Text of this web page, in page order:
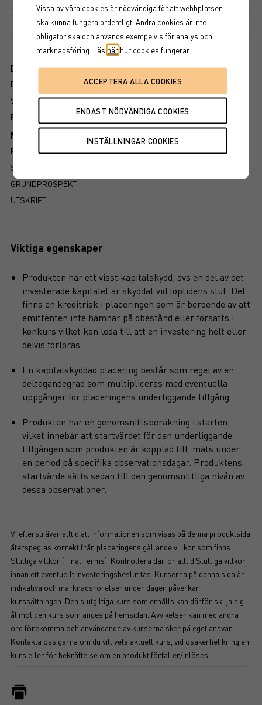
Deltagandegrad
Marknadsplats NASDAQ STOCKHOLM AB
Dokument
BROSCHYR
SLUTLIGA VILLKOR
FAKTABLAD
Mer information om produkten
RISK
SÅ LÄSER DU FAKTABLADET
GRUNDPROSPEKT
UTSKRIFT
Viktiga egenskaper
Produkten har ett visst kapitalskydd, dvs en del av det
investerade kapitalet är skyddat vid löptidens slut. Det
finns en kreditrisk i placeringen som är beroende av att
emittenten inte hamnar på obestånd eller försätts i
konkurs vilket kan leda till att en investering helt eller
delvis förloras.
En kapitalskyddad placering består som regel av en
deltagandegrad som multipliceras med eventuella
uppgångar för placeringens underliggande tillgång.
Produkten har en genomsnittsberäkning i starten,
vilket innebär att startvärdet för den underliggande
tillgången som produkten är kopplad till, mäts under
en period på specifika observationsdagar. Produktens
startvärde sätts sedan till den genomsnittliga nivån av
dessa observationer.
Vi eftersträvar alltid att informationen som visas på denna produktsida
återspeglas korrekt från placeringens gällande villkor som finns i
Slutliga villkor (Final Terms). Kontrollera därför alltid Slutliga villkor
innan ett eventuellt investeringsbeslut tas. Kurserna på denna sida är
indikativa och marknadsrörelser under dagen påverkar
kurssättningen. Den slutgiltiga kurs som erhålls kan därför skilja sig
åt mot den kurs som anges på hemsidan. Avvikelser kan med andra
ord förekomma och användande av kurserna sker på eget ansvar.
Kontakta oss gärna om du vill veta aktuell kurs, vid osäkerhet kring en
kurs eller för bekräftelse om en produkt förfaller/inlöses.
Vissa av våra cookies är nödvändiga för att webbplatsen
ska kunna fungera ordentligt. Andra cookies är inte
obligatoriska och används exempelvis för analys och
marknadsföring. Läs härhur cookies fungerar.